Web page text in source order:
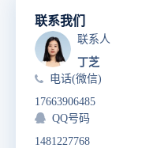
联系我们
联系人
丁芝
电话(微信)
17663906485
QQ号码
1481227768